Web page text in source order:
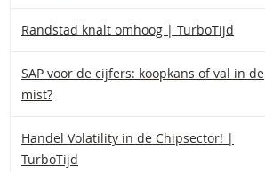
Randstad knalt omhoog | TurboTijd
SAP voor de cijfers: koopkans of val in de
mist?
Handel Volatility in de Chipsector! |
TurboTijd